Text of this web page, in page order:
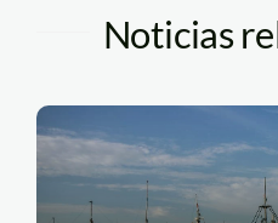
Noticias